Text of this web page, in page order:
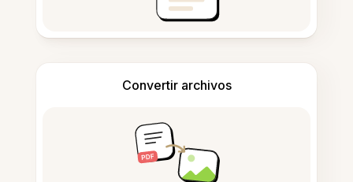
Convertir archivos